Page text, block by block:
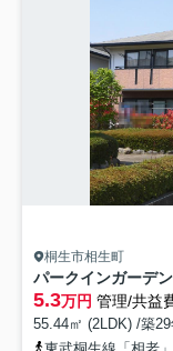
桐生市相生町
パークインガーデ
5.3万円 管理/共益
55.44㎡ (2LDK) /築